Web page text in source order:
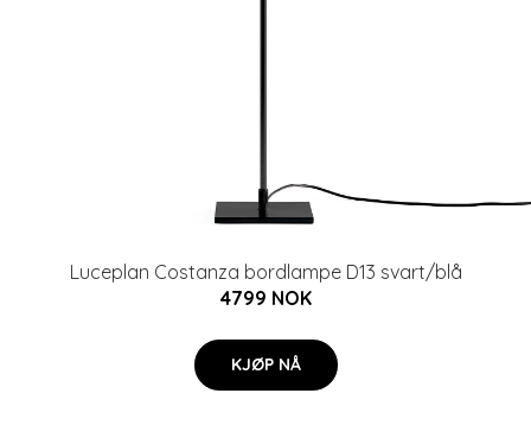
Luceplan Costanza bordlampe D13 svart/blå
4799 NOK
KJØP NÅ